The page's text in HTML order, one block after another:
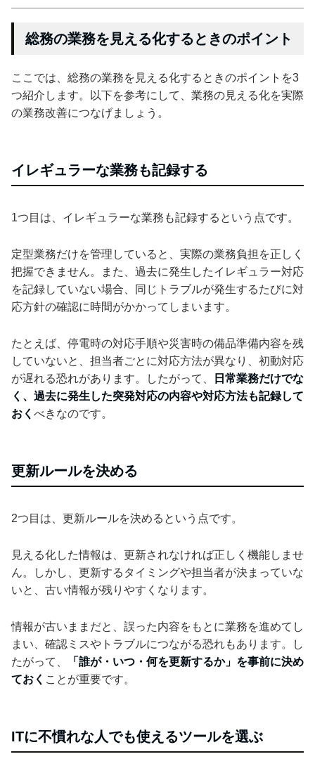
総務の業務を見える化するときのポイント
ここでは、総務の業務を見える化するときのポイントを3
つ紹介します。以下を参考にして、業務の見える化を実際
の業務改善につなげましょう。
イレギュラーな業務も記録する
1つ目は、イレギュラーな業務も記録するという点です。
定型業務だけを管理していると、実際の業務負担を正しく
把握できません。また、過去に発生したイレギュラー対応
を記録していない場合、同じトラブルが発生するたびに対
応方針の確認に時間がかかってしまいます。
たとえば、停電時の対応手順や災害時の備品準備内容を残
していないと、担当者ごとに対応方法が異なり、初動対応
が遅れる恐れがあります。したがって、
日常業務だけでな
く、過去に発生した突発対応の内容や対応方法も記録して
おく べきなのです。
更新ルールを決める
2つ目は、更新ルールを決めるという点です。
見える化した情報は、更新されなければ正しく機能しませ
ん。しかし、更新するタイミングや担当者が決まっていな
いと、古い情報が残りやすくなります。
情報が古いままだと、誤った内容をもとに業務を進めてし
まい、確認ミスやトラブルにつながる恐れもあります。し
たがって、
「誰が・いつ・何を更新するか」を事前に決め
ておく ことが重要です。
ITに不慣れな人でも使えるツールを選ぶ